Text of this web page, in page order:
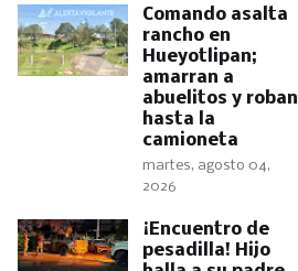
Comando asalta
rancho en
Hueyotlipan;
amarran a
abuelitos y roban
hasta la
camioneta
martes, agosto 04,
2026
​¡Encuentro de
pesadilla! Hijo